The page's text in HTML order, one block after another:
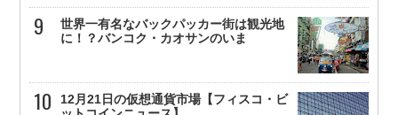
世界一有名なバックパッカー街は観光地
に！？バンコク・カオサンのいま
12月21日の仮想通貨市場【フィスコ・ビ